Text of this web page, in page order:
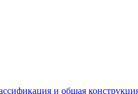
и общая